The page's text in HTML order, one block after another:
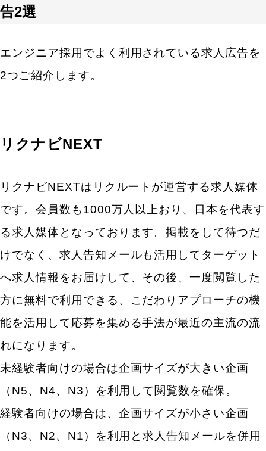
告2選
エンジニア採用でよく利用されている求人広告を
2つご紹介します。
リクナビNEXT
リクナビNEXTはリクルートが運営する求人媒体
です。会員数も1000万人以上おり、日本を代表す
る求人媒体となっております。掲載をして待つだ
けでなく、求人告知メールも活用してターゲット
へ求人情報をお届けして、その後、一度閲覧した
方に無料で利用できる、こだわりアプローチの機
能を活用して応募を集める手法が最近の主流の流
れになります。
未経験者向けの場合は企画サイズが大きい企画
（N5、N4、N3）を利用して閲覧数を確保。
経験者向けの場合は、企画サイズが小さい企画
（N3、N2、N1）を利用と求人告知メールを併用